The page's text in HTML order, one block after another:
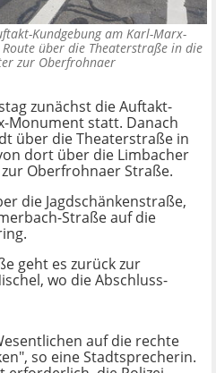
Kundgebung am Karl-Marx-
über die Theaterstraße in die
zur Oberfrohnaer
zunächst die Auftakt-
Monument statt. Danach
über die Theaterstraße in
dort über die Limbacher
Oberfrohnaer Straße.
die Jagdschänkenstraße,
Straße auf die
geht es zurück zur
wo die Abschluss-
auf die rechte
so eine Stadtsprecherin.